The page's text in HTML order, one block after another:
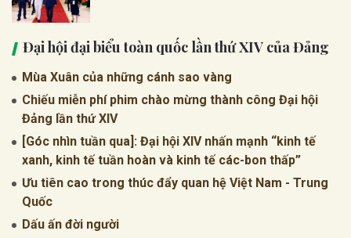
Đại hội đại biểu toàn quốc lần thứ XIV của Đảng
Mùa Xuân của những cánh sao vàng
Chiếu miễn phí phim chào mừng thành công Đại hội
Đảng lần thứ XIV
[Góc nhìn tuần qua]: Đại hội XIV nhấn mạnh “kinh tế
xanh, kinh tế tuần hoàn và kinh tế các-bon thấp”
Ưu tiên cao trong thúc đẩy quan hệ Việt Nam - Trung
Quốc
Dấu ấn đời người